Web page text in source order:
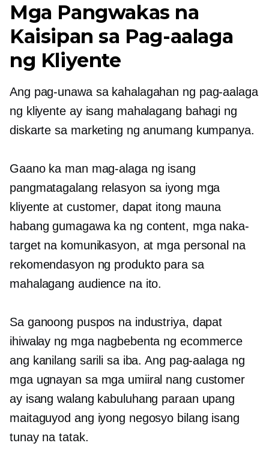
Mga Pangwakas na
Kaisipan sa Pag-aalaga
ng Kliyente
Ang pag-unawa sa kahalagahan ng pag-aalaga
ng kliyente ay isang mahalagang bahagi ng
diskarte sa marketing ng anumang kumpanya.
Gaano ka man mag-alaga ng isang
pangmatagalang relasyon sa iyong mga
kliyente at customer, dapat itong mauna
habang gumagawa ka ng content, mga naka-
target na komunikasyon, at mga personal na
rekomendasyon ng produkto para sa
mahalagang audience na ito.
Sa ganoong puspos na industriya, dapat
ihiwalay ng mga nagbebenta ng ecommerce
ang kanilang sarili sa iba. Ang pag-aalaga ng
mga ugnayan sa mga umiiral nang customer
ay isang walang kabuluhang paraan upang
maitaguyod ang iyong negosyo bilang isang
tunay na tatak.